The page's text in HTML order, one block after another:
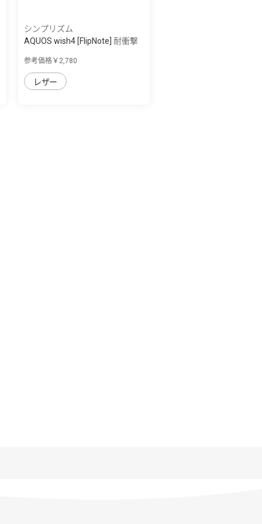
シンプリズム
AQUOS wish4 [FlipNote] 耐衝撃
参考価格￥2,780
レザー